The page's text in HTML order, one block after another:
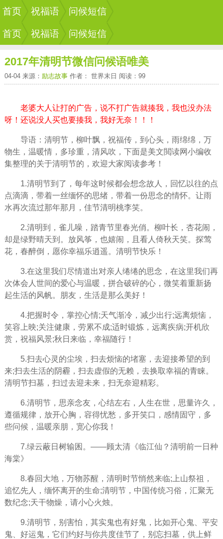
首页 祝福语 问候短信
首页 祝福语 问候短信
2017年清明节微信问候语唯美
04-04 来源： 励志故事作者： 世界末日 阅读：99
老婆大人让打的广告，说不打广告就揍我，我也没办法
呀！还说没人买也要揍我，我好无奈！！！
导语：清明节，柳叶飘，祝福传，到心头，雨绵绵，万
物生，温暖情，多珍重，清风吹，下面是美文閲读网小编收
集整理的关于清明节的，欢迎大家阅读参考！
1.清明节到了，每年这时候都会想念故人，回忆以往的点
点滴滴，带着一丝缅怀的思绪，带着一份思念的情怀。让雨
水再次流过那年那月，佳节清明桃李笑。
2.清明到，雀儿噪，踏青节里春光俏。柳叶长，杏花闹，
却是绿野晴天到。放风筝，也嬉闹，且看人倚秋天笑。探莺
花，春醉倒，愿你幸福乐逍遥。清明节快乐！
3.在这里我们尽情道出对亲人绻绻的思念，在这里我们再
次体会人世间的爱心与温暖，拼合破碎的心，微笑着重新扬
起生活的风帆。朋友，生活是那么美好！
4.把握时令，掌控心情;天气渐冷，减少出行;远离烦恼，
笑容上映;关注健康，劳累不成;适时锻炼，远离疾病;开机欣
赏，祝福风景;秋日来临，幸福随行！
5.扫去心灵的尘埃，扫去烦恼的堵塞，去迎接希望的到
来;扫去生活的阴霾，扫去虚假的无赖，去换取幸福的青睐。
清明节扫墓，扫过去迎未来，扫无奈迎精彩。
6.清明节，思亲念友，心结左右，人生在世，思量许久，
遵循规律，放开心胸，容得忧愁，多开笑口，感情固守，多
些问候，温暖亲朋，宽心你我！
7.绿云蔽日树输囷。――顾太清《临江仙？清明前一日种
海棠》
8.春回大地，万物苏醒，清明时节悄然来临;上山祭祖，
追忆先人，缅怀离开的生命;清明节，中国传统习俗，汇聚无
数纪念;天干物燥，请小心火烛。
9.清明节，别害怕，其实鬼也有好鬼，比如开心鬼、平安
鬼、好运鬼，它们约好与你共度佳节了，别忘扫墓，供上鲜